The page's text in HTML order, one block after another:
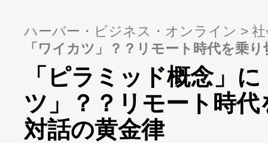
ハーバー・ビジネス・オンライン
「ワイカツ」？？リモート時代を乗
「ピラミッド概念」
ツ」？？リモート時
対話の黄金律